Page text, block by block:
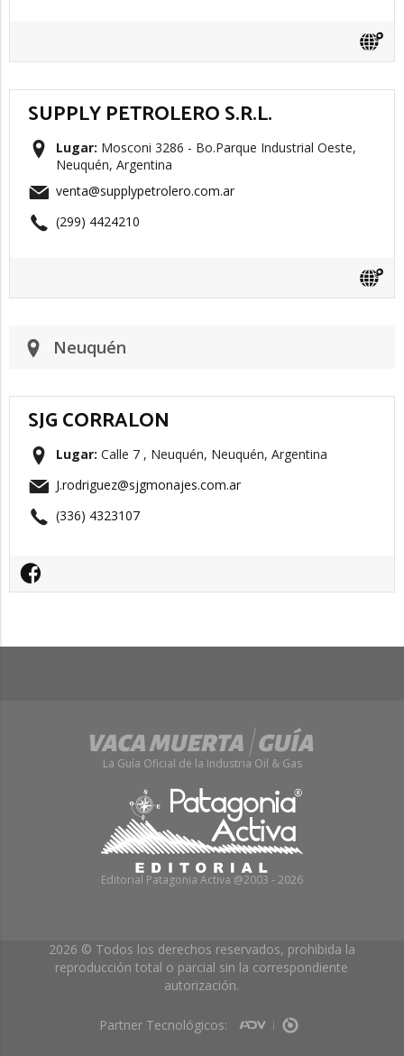
SUPPLY PETROLERO S.R.L.
Lugar: Mosconi 3286 - Bo.Parque Industrial Oeste,
Neuquén, Argentina
venta@supplypetrolero.com.ar
(299) 4424210
Neuquén
SJG CORRALON
Lugar: Calle 7 , Neuquén, Neuquén, Argentina
J.rodriguez@sjgmonajes.com.ar
(336) 4323107
La Guía Oficial de la Industria Oil & Gas
Editorial Patagonia Activa @2003 - 2026
2026 © Todos los derechos reservados, prohibida la
reproducción total o parcial sin la correspondiente
autorización.
Partner Tecnológicos: